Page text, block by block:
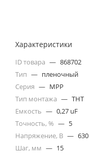
Характеристики
ID товара — 868702
Тип — пленочный
Серия — MPP
Тип монтажа — THT
Емкость — 0,27 uF
Точность, % — 5
Напряжение, В — 630
Шаг, мм — 15